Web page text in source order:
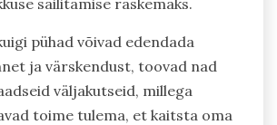
pühad võivad edendada
ja värskendust, toovad nad
väljakutseid, millega
toime tulema, et kaitsta oma